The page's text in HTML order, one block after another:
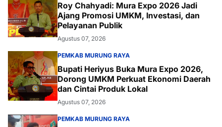
Roy Chahyadi: Mura Expo 2026 Jadi
Ajang Promosi UMKM, Investasi, dan
Pelayanan Publik
Agustus 07, 2026
PEMKAB MURUNG RAYA
Bupati Heriyus Buka Mura Expo 2026,
Dorong UMKM Perkuat Ekonomi Daerah
dan Cintai Produk Lokal
Agustus 07, 2026
PEMKAB MURUNG RAYA